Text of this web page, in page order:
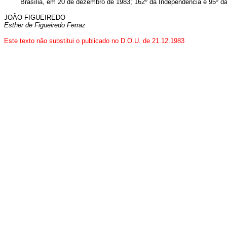
Brasília, em 20 de dezembro de 1983; 162º da Independência e 95º
JOÃO FIGUEIREDO
Esther de Figueiredo Ferraz
Este texto não substitui o publicado no D.O.U. de 21.12.1983